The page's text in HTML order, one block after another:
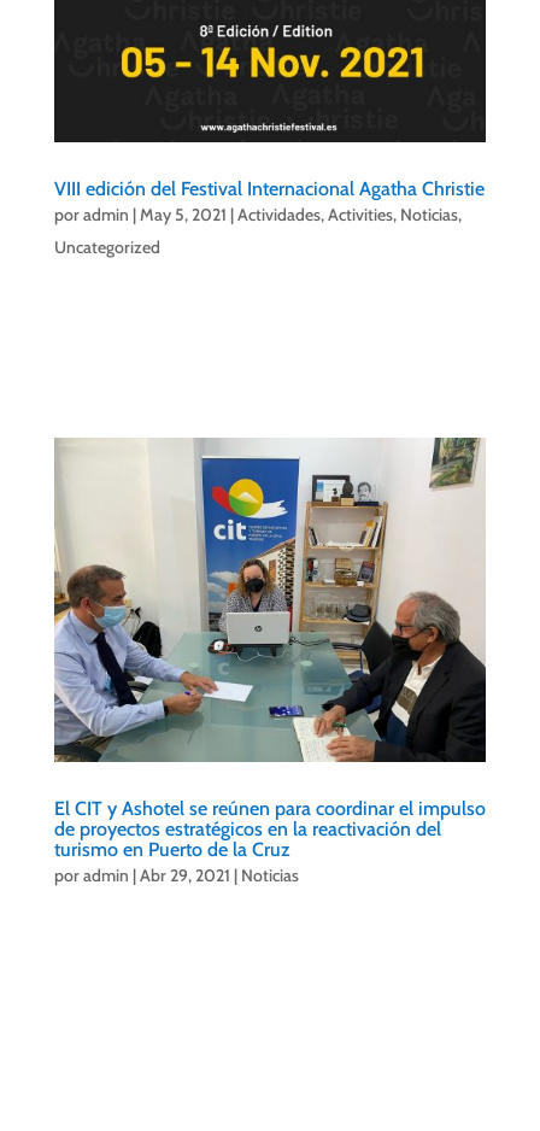
VIII edición del Festival Internacional Agatha Christie
poradmin |May 5, 2021 |Actividades,Activities, Noticias,
Uncategorized
El CIT y Ashotel se reúnen para coordinar el impulso
de proyectos estratégicos en la reactivación del
turismo en Puerto de la Cruz
poradmin |Abr 29, 2021 | Noticias